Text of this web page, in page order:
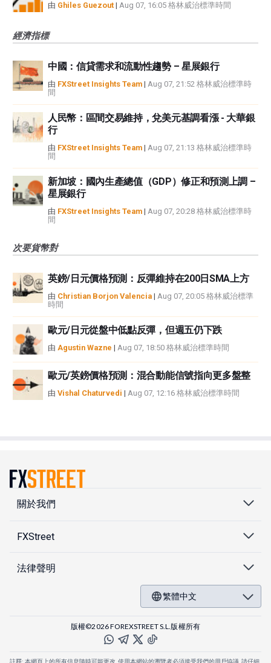
由 Ghiles Guezout | Aug 07, 16:05 格林威治標準時間
經濟指標
中國：信貸需求和流動性趨勢 – 星展銀行
由 FXStreet Insights Team | Aug 07, 21:52 格林威治標準時
間
人民幣：區間交易維持，兌美元基調看漲 - 大華銀
行
由 FXStreet Insights Team | Aug 07, 21:13 格林威治標準時
間
新加坡：國內生產總值（GDP）修正和預測上調 –
星展銀行
由 FXStreet Insights Team | Aug 07, 20:28 格林威治標準時
間
次要貨幣對
英鎊/日元價格預測：反彈維持在200日SMA上方
由 Christian Borjon Valencia | Aug 07, 20:05 格林威治標準
時間
歐元/日元從盤中低點反彈，但週五仍下跌
由 Agustin Wazne | Aug 07, 18:50 格林威治標準時間
歐元/英鎊價格預測：混合動能信號指向更多盤整
由 Vishal Chaturvedi | Aug 07, 12:16 格林威治標準時間
關於我們
FXStreet
法律聲明
繁體中文
版權©2026 FOREXSTREET S.L.版權所有
註釋: 本網頁上的所有信息隨時可能更改. 使用本網站的瀏覽者必須接受我們的用戶協議. 請仔細